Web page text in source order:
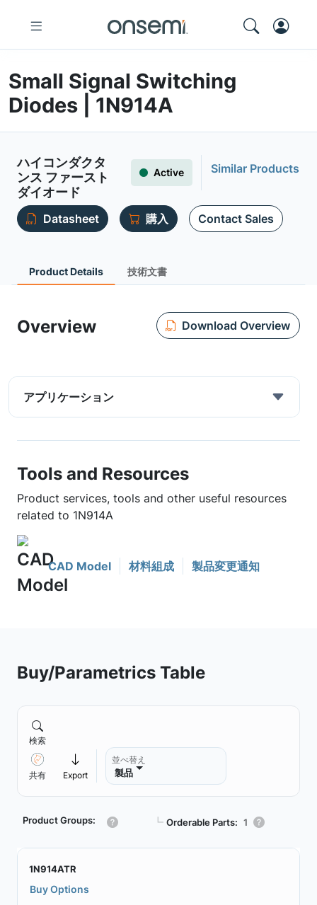
Small Signal Switching
Diodes | 1N914A
ハイコンダクタ
ンス ファースト
ダイオード
Active Similar Products
Datasheet 購入 Contact Sales
Product Details 技術文書
Overview Download Overview
アプリケーション
Tools and Resources
Product services, tools and other useful resources
related to 1N914A
CAD Model 材料組成 製品変更通知
Buy/Parametrics Table
検索
共有 Export
並べ替え
製品
Product Groups: ┗ Orderable Parts: 1
1N914ATR
Buy Options